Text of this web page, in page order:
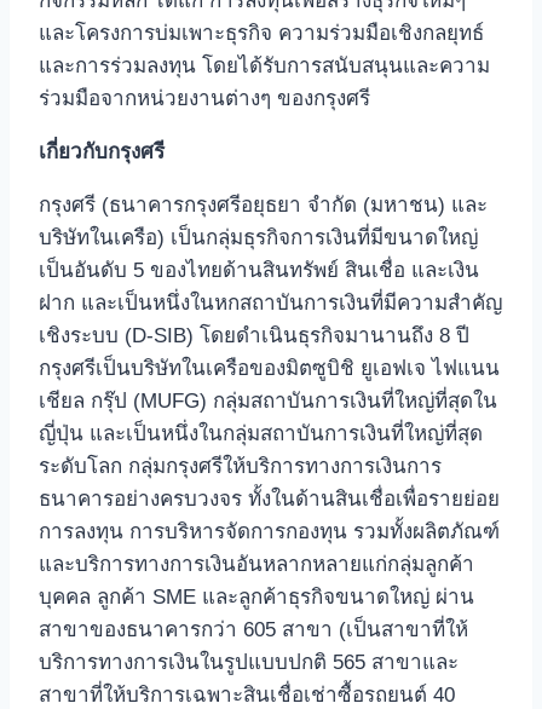
และโครงการบ่มเพาะธุรกิจ ความร่วมมือเชิงกลยุทธ์
และการร่วมลงทุน โดยได้รับการสนับสนุนและความ
ร่วมมือจากหน่วยงานต่างๆ ของกรุงศรี
เกี่ยวกับกรุงศรี
กรุงศรี (ธนาคารกรุงศรีอยุธยา จำกัด (มหาชน) และ
บริษัทในเครือ) เป็นกลุ่มธุรกิจการเงินที่มีขนาดใหญ่
เป็นอันดับ 5 ของไทยด้านสินทรัพย์ สินเชื่อ และเงิน
ฝาก และเป็นหนึ่งในหกสถาบันการเงินที่มีความสำคัญ
เชิงระบบ (D-SIB) โดยดำเนินธุรกิจมานานถึง 8 ปี
กรุงศรีเป็นบริษัทในเครือของมิตซูบิชิ ยูเอฟเจ ไฟแนน
เชียล กรุ๊ป (MUFG) กลุ่มสถาบันการเงินที่ใหญ่ที่สุดใน
ญี่ปุ่น และเป็นหนึ่งในกลุ่มสถาบันการเงินที่ใหญ่ที่สุด
ระดับโลก กลุ่มกรุงศรีให้บริการทางการเงินการ
ธนาคารอย่างครบวงจร ทั้งในด้านสินเชื่อเพื่อรายย่อย
การลงทุน การบริหารจัดการกองทุน รวมทั้งผลิตภัณฑ์
และบริการทางการเงินอันหลากหลายแก่กลุ่มลูกค้า
บุคคล ลูกค้า SME และลูกค้าธุรกิจขนาดใหญ่ ผ่าน
สาขาของธนาคารกว่า 605 สาขา (เป็นสาขาที่ให้
บริการทางการเงินในรูปแบบปกติ 565 สาขาและ
สาขาที่ให้บริการเฉพาะสินเชื่อเช่าซื้อรถยนต์ 40